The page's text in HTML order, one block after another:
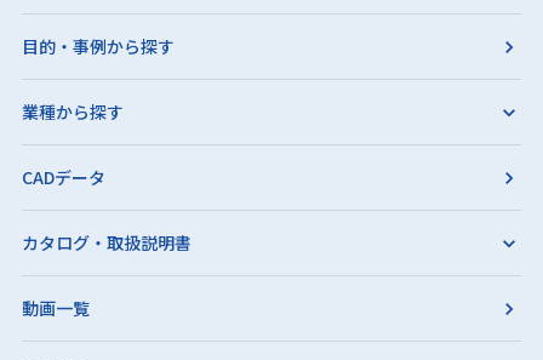
目的・事例から探す
業種から探す
CADデータ
カタログ・取扱説明書
動画一覧